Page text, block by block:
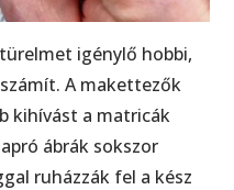
igénylő hobbi,
A makettezők
kihívást a matricák
ábrák sokszor
ruházzák fel a kész